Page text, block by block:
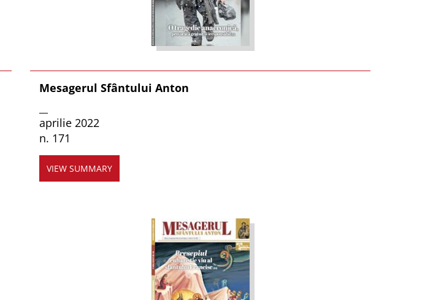
Mesagerul Sfântului Anton
aprilie 2022
n. 171
VIEW SUMMARY